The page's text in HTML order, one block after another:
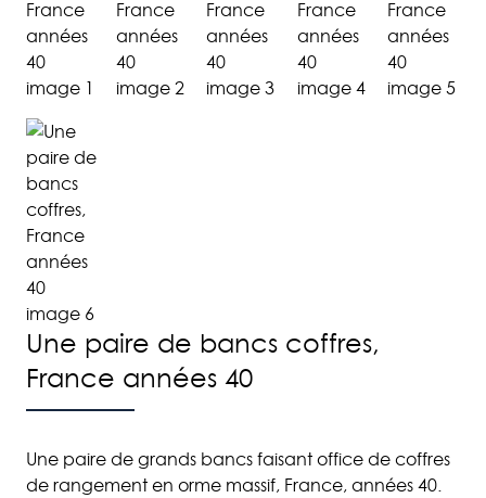
Une paire de bancs coffres,
France années 40
Une paire de grands bancs faisant office de coffres
de rangement en orme massif, France, années 40.